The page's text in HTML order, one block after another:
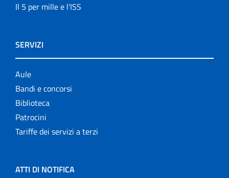
Il 5 per mille e l'ISS
SERVIZI
Aule
Bandi e concorsi
Biblioteca
Patrocini
Tariffe dei servizi a terzi
ATTI DI NOTIFICA